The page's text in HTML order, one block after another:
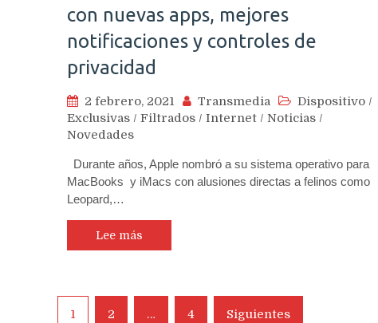
con nuevas apps, mejores
notificaciones y controles de
privacidad
2 febrero, 2021 Transmedia Dispositivo /
Exclusivas / Filtrados / Internet / Noticias /
Novedades
Durante años, Apple nombró a su sistema operativo para
MacBooks y iMacs con alusiones directas a felinos como
Leopard,…
Lee más
Navegación
1 2 … 4 Siguientes